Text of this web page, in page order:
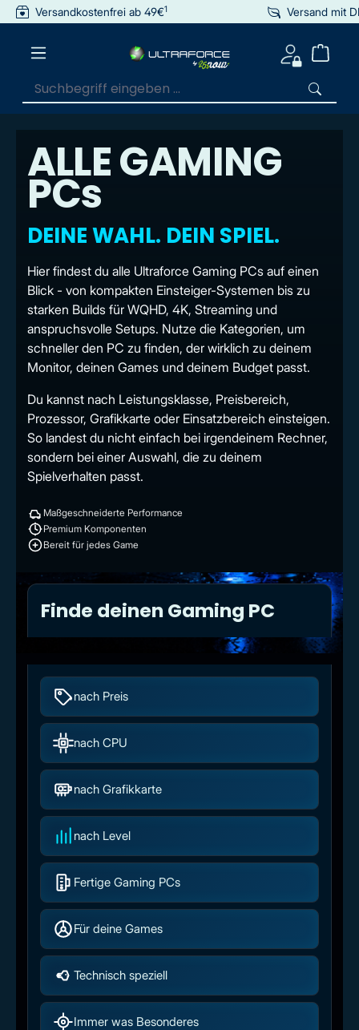
springen
Versandkostenfrei ab 49€1 Versand mit
ALLE GAMING
PCs
DEINE WAHL. DEIN SPIEL.
Hier findest du alle Ultraforce Gaming PCs auf einen
Blick - von kompakten Einsteiger-Systemen bis zu
starken Builds für WQHD, 4K, Streaming und
anspruchsvolle Setups. Nutze die Kategorien, um
schneller den PC zu finden, der wirklich zu deinem
Monitor, deinen Games und deinem Budget passt.
Du kannst nach Leistungsklasse, Preisbereich,
Prozessor, Grafikkarte oder Einsatzbereich einsteigen.
So landest du nicht einfach bei irgendeinem Rechner,
sondern bei einer Auswahl, die zu deinem
Spielverhalten passt.
Maßgeschneiderte Performance
Premium Komponenten
Bereit für jedes Game
Finde deinen Gaming PC
nach Preis
nach CPU
nach Grafikkarte
nach Level
Fertige Gaming PCs
Für deine Games
Technisch speziell
Immer was Besonderes